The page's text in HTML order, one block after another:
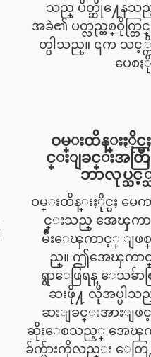
သည္ ပိတ္ဆို႔ေန
အခဲ၏ ပတ္လည္တစ္ဝိုက္တြင္
တ္ပါသည္။ ၎က သ
ပေစ
ဝမ္းထိန္းႏိုင္မ
င္းျခင္းအတ
ဘာလုပ္သင့္
ဝမ္းထိန္းႏိုင္မႈ မေ
င္းသည္ အေၾကာ
မ်ိဳးေၾကာင့္ ျဖစ္
ည္။ ဤအေၾကာင္
ရွာေဖြရန္ ေသခ်ာ
ဆးဖို႔ လိုအပ္ပါသ
ဆးျခင္းအားျ
ဆိုးေစသည့္ အေၾ
ခ်က္မ်ားကိုလည္း ေတ